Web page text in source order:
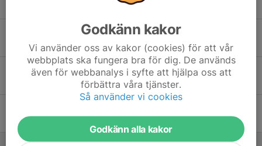
Brådskande anmälan!
3 jun, 17:30 0
Anmälan till Hudik Cup och poolspel!
2 jun, 09:31 0
Godkänn kakor
Vi använder oss av kakor (cookies) för att vår
webbplats ska fungera bra för dig. De används
även för webbanalys i syfte att hjälpa oss att
förbättra våra tjänster.
Så använder vi cookies
Godkänn alla kakor